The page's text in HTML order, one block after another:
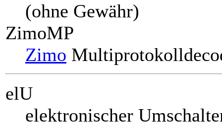
(ohne Gewähr)
ZimoMP
Zimo
elU
elektronischer